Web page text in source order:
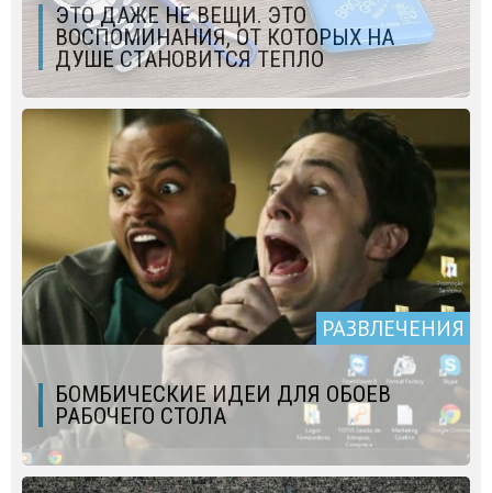
ЭТО ДАЖЕ НЕ ВЕЩИ. ЭТО
ВОСПОМИНАНИЯ, ОТ КОТОРЫХ НА
ДУШЕ СТАНОВИТСЯ ТЕПЛО
РАЗВЛЕЧЕНИЯ
БОМБИЧЕСКИЕ ИДЕИ ДЛЯ ОБОЕВ
РАБОЧЕГО СТОЛА